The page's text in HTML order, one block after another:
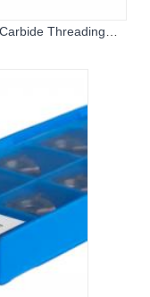
Threading